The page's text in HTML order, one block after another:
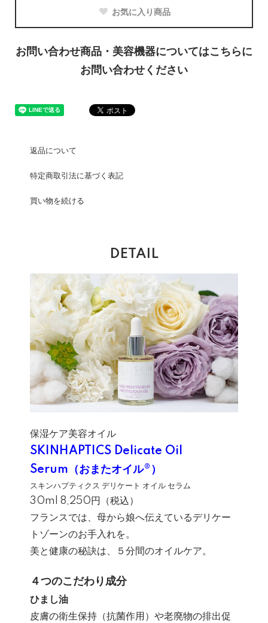
お気に入り商品
お問い合わせ商品・美容機器についてはこちらに
お問い合わせください
返品について
特定商取引法に基づく表記
買い物を続ける
DETAIL
保湿ケア美容オイル
SKINHAPTICS Delicate Oil
Serum（おまたオイル®）
スキンハプティクス デリケート オイル セラム
30ml 8,250円（税込）
フランスでは、母から娘へ伝えているデリケー
トゾーンのお手入れを。
美と健康の秘訣は、５分間のオイルケア。
４つのこだわり成分
ひまし油
皮膚の衛生保持（抗菌作用）や老廃物の排出促